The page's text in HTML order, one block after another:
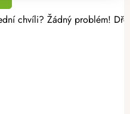
chvíli? Žádný problém!